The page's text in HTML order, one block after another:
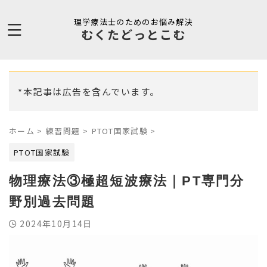
理学療法士のためのお悩み解決
むくたどっとこむ
*本記事は広告を含んでいます。
ホーム > 練習問題 > PTOT国家試験 >
PTOT国家試験
物理療法③極超短波療法｜PT専門分
野別過去問題
2024年10月14日